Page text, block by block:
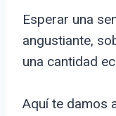
Esperar una
angustiante,
una cantidad
Aquí te damos